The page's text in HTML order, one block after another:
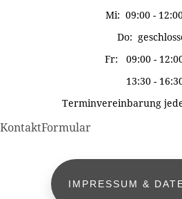
Mi: 09:00 -
Do:
Fr: 09:00 -
13:30 -
Terminvereinbarung
KontaktFormular
IMPRESSUM &